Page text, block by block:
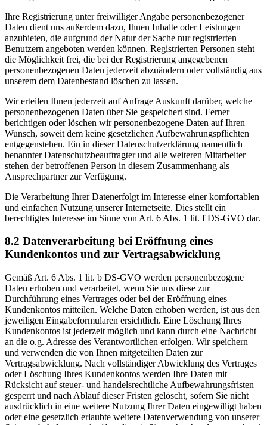
Ihre Registrierung unter freiwilliger Angabe personenbezogener
Daten dient uns außerdem dazu, Ihnen Inhalte oder Leistungen
anzubieten, die aufgrund der Natur der Sache nur registrierten
Benutzern angeboten werden können. Registrierten Personen steht
die Möglichkeit frei, die bei der Registrierung angegebenen
personenbezogenen Daten jederzeit abzuändern oder vollständig aus
unserem dem Datenbestand löschen zu lassen.
Wir erteilen Ihnen jederzeit auf Anfrage Auskunft darüber, welche
personenbezogenen Daten über Sie gespeichert sind. Ferner
berichtigen oder löschen wir personenbezogene Daten auf Ihren
Wunsch, soweit dem keine gesetzlichen Aufbewahrungspflichten
entgegenstehen. Ein in dieser Datenschutzerklärung namentlich
benannter Datenschutzbeauftragter und alle weiteren Mitarbeiter
stehen der betroffenen Person in diesem Zusammenhang als
Ansprechpartner zur Verfügung.
Die Verarbeitung Ihrer Datenerfolgt im Interesse einer komfortablen
und einfachen Nutzung unserer Internetseite. Dies stellt ein
berechtigtes Interesse im Sinne von Art. 6 Abs. 1 lit. f DS-GVO dar.
8.2 Datenverarbeitung bei Eröffnung eines
Kundenkontos und zur Vertragsabwicklung
Gemäß Art. 6 Abs. 1 lit. b DS-GVO werden personenbezogene
Daten erhoben und verarbeitet, wenn Sie uns diese zur
Durchführung eines Vertrages oder bei der Eröffnung eines
Kundenkontos mitteilen. Welche Daten erhoben werden, ist aus den
jeweiligen Eingabeformularen ersichtlich. Eine Löschung Ihres
Kundenkontos ist jederzeit möglich und kann durch eine Nachricht
an die o.g. Adresse des Verantwortlichen erfolgen. Wir speichern
und verwenden die von Ihnen mitgeteilten Daten zur
Vertragsabwicklung. Nach vollständiger Abwicklung des Vertrages
oder Löschung Ihres Kundenkontos werden Ihre Daten mit
Rücksicht auf steuer- und handelsrechtliche Aufbewahrungsfristen
gesperrt und nach Ablauf dieser Fristen gelöscht, sofern Sie nicht
ausdrücklich in eine weitere Nutzung Ihrer Daten eingewilligt haben
oder eine gesetzlich erlaubte weitere Datenverwendung von unserer